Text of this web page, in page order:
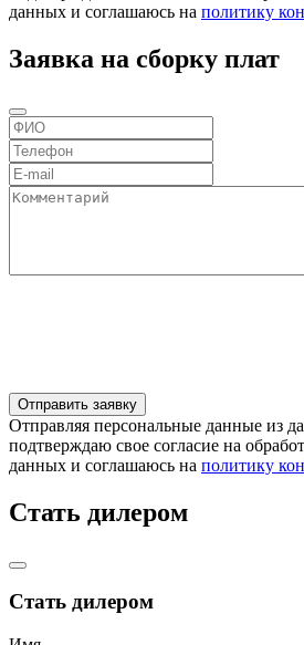
данных и соглашаюсь на политику
Заявка на сборку плат
Отправляя персональные данные из
подтверждаю свое согласие на
данных и соглашаюсь на политику
Стать дилером
Стать дилером